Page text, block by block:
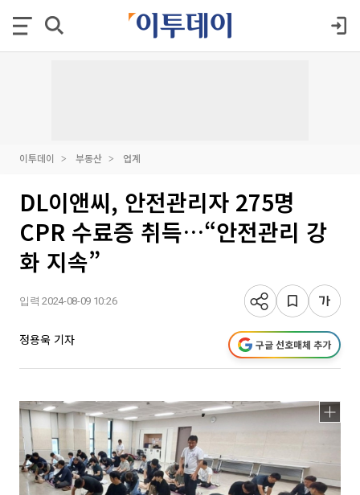
이투데이 부동산 업계
DL이앤씨, 안전관리자 275명
CPR 수료증 취득…“안전관리 강
화 지속”
입력 2024-08-09 10:26
정용욱 기자 구글 선호매체 추가